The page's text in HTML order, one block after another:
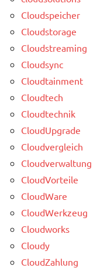
Cloudspeicher
Cloudstorage
Cloudstreaming
Cloudsync
Cloudtainment
Cloudtech
Cloudtechnik
CloudUpgrade
Cloudvergleich
Cloudverwaltung
CloudVorteile
CloudWare
CloudWerkzeug
Cloudworks
Cloudy
CloudZahlung